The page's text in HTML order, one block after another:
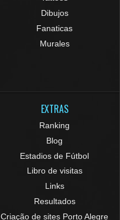
Dibujos
Fanaticas
Murales
EXTRAS
Ranking
Blog
Estadios de Fútbol
Libro de visitas
Links
Resultados
Criação de sites Porto Alegre